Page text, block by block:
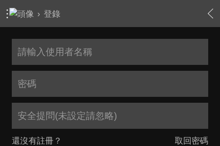
› 登錄
安全提問(未設定請忽略)
還沒有註冊？ 取回密碼